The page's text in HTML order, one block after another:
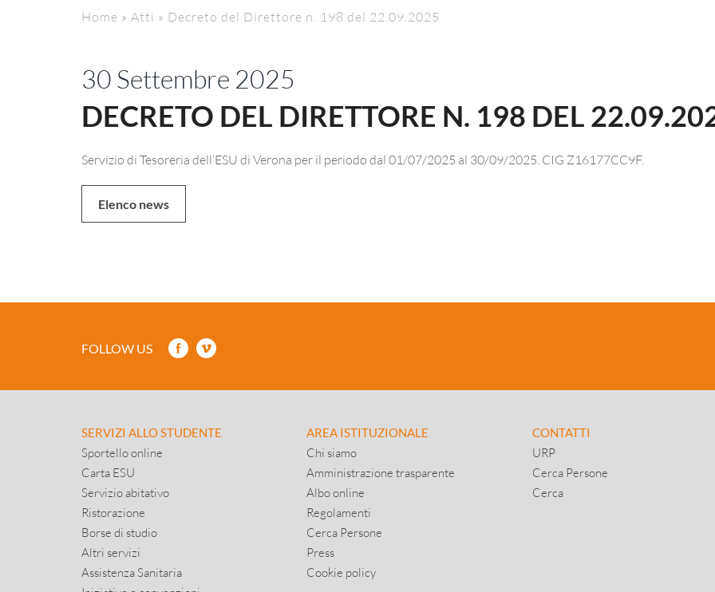
Home » Atti » Decreto del Direttore n. 198 del 22.09.2025
30 Settembre 2025
DECRETO DEL DIRETTORE N. 198 DEL
Servizio di Tesoreria dell’ESU di Verona per il periodo dal 01/07/2025 al 30/09/2025. CIG Z16177CC9F.
Elenco news
FOLLOW US
SERVIZI ALLO STUDENTE
Sportello online
Carta ESU
Servizio abitativo
Ristorazione
Borse di studio
Altri servizi
Assistenza Sanitaria
AREA ISTITUZIONALE
Chi siamo
Amministrazione trasparente
Albo online
Regolamenti
Cerca Persone
Press
Cookie policy
CONTATTI
URP
Cerca Persone
Cerca